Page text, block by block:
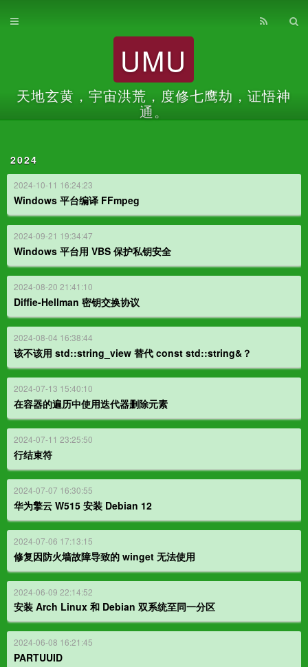
UMU
天地玄黄，宇宙洪荒，度修七鹰劫，证悟神
通。
2024
2024-10-11 16:24:23
Windows 平台编译 FFmpeg
2024-09-21 19:34:47
Windows 平台用 VBS 保护私钥安全
2024-08-20 21:41:10
Diffie-Hellman 密钥交换协议
2024-08-04 16:38:44
该不该用 std::string_view 替代 const std::string&？
2024-07-13 15:40:10
在容器的遍历中使用迭代器删除元素
2024-07-11 23:25:50
行结束符
2024-07-07 16:30:55
华为擎云 W515 安装 Debian 12
2024-07-06 17:13:15
修复因防火墙故障导致的 winget 无法使用
2024-06-09 22:14:52
安装 Arch Linux 和 Debian 双系统至同一分区
2024-06-08 16:21:45
PARTUUID
首页
关于